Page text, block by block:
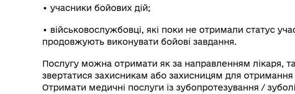
• учасники бойових дій;
• військовослужбовці, які поки не отримали статус
продовжують виконувати бойові завдання.
Послугу можна отримати як за направленням лікаря,
звертатися захисникам або захисницям для отримання
Отримати медичні послуги із зубопротезування /